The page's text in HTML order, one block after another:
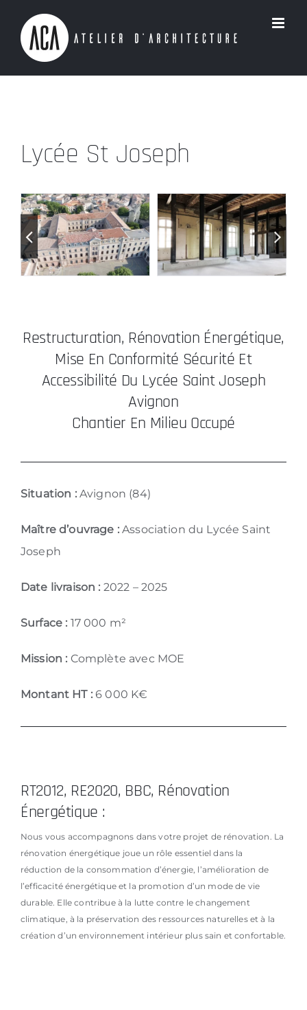
contenu
Lycée St Joseph
Restructuration, Rénovation Énergétique,
Mise En Conformité Sécurité Et
Accessibilité Du Lycée Saint Joseph
Avignon
Chantier En Milieu Occupé
Situation :Avignon (84)
Maître d’ouvrage :Association du Lycée Saint
Joseph
Date livraison : 2022 – 2025
Surface : 17 000 m²
Mission : Complète avec MOE
Montant HT :6 000 K€
RT2012, RE2020, BBC, Rénovation
Énergétique :
Nous vous accompagnons dans votre projet de rénovation. La
rénovation énergétique joue un rôle essentiel dans la
réduction de la consommation d’énergie, l’amélioration de
l’efficacité énergétique et la promotion d’un mode de vie
durable. Elle contribue à la lutte contre le changement
climatique, à la préservation des ressources naturelles et à la
création d’un environnement intérieur plus sain et confortable.